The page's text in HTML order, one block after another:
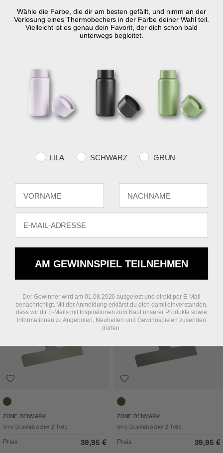
White
ZONE DENMARK
Black
ZONE DENMARK
Ume Duschabzieher 2 Teile
Soft Grey
39,95 €
Grey
28,95 €
Eucalyptus
ZONE DENMARK
Ume Duschabzieher 2 Teile
Preis 39,95 €
Olive green
ZONE DENMARK
Ume Duschabzieher 2 Teile
Preis 39,95 €
Wähle die Farbe, die dir am besten gefällt, und nimm an der
Verlosung eines Thermobechers in der Farbe deiner Wahl teil.
Vielleicht ist es genau dein Favorit, der dich schon bald
unterwegs begleitet.
Farvevalg
LILA SCHWARZ GRÜN
AM GEWINNSPIEL TEILNEHMEN
Der Gewinner wird am 01.08.2026 ausgelost und direkt per E-Mail
benachrichtigt. Mit der Anmeldung erklärst du dich damit einverstanden,
dass wir dir E-Mails mit Inspirationen zum Kauf unserer Produkte sowie
Informationen zu Angeboten, Neuheiten und Gewinnspielen zusenden
dürfen.